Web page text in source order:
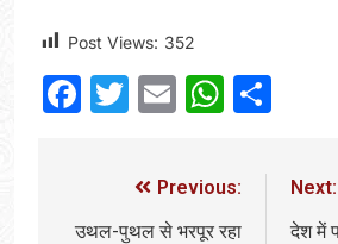
Post Views: 352
Facebook
Twitter
Email
Previous:
उथल-पुथल से भरपूर रहा
Next:
देश में